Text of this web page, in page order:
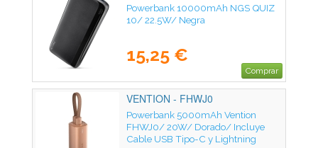
Powerbank 10000mAh NGS QUIZ
10/ 22.5W/ Negra
15,25 €
Comprar
VENTION - FHWJ0
Powerbank 5000mAh Vention
FHWJ0/ 20W/ Dorado/ Incluye
Cable USB Tipo-C y Lightning